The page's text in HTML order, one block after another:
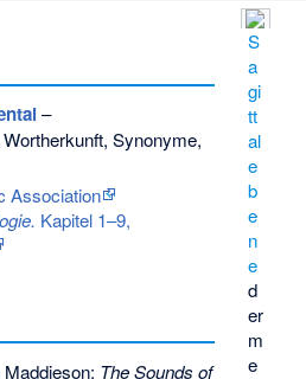
S
a
gi
tt
al
e
b
e
n
e
d
er
m
e
–
Synonyme,
Association
Kapitel 1–9,
The Sounds of